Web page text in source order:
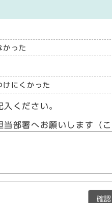
かった
けにくかった
ください。
部署へお願いします（
確認